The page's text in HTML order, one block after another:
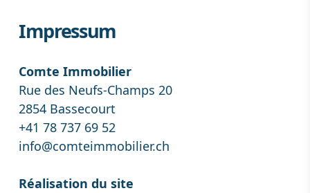
Impressum
Comte Immobilier
Rue des Neufs-Champs 20
2854 Bassecourt
+41 78 737 69 52
info@comteimmobilier.ch
Réalisation du site